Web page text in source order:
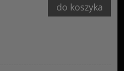
do koszyka